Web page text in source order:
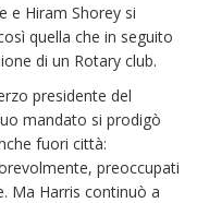
e Hiram Shorey si
quella che in seguito
di un Rotary club.
presidente del
mandato si prodigò
fuori città:
preoccupati
Ma Harris continuò a